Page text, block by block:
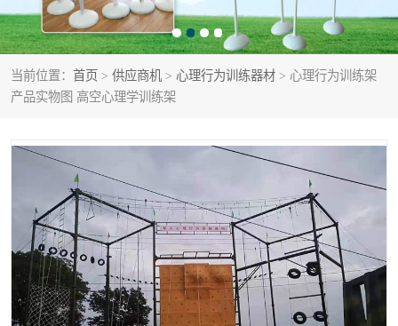
当前位置： 首页 > 供应商机 > 心理行为训练器材 > 心理行为训练架
产品实物图 高空心理学训练架
300米障碍器材 攀爬架
塑胶跑道 400米障碍器材1